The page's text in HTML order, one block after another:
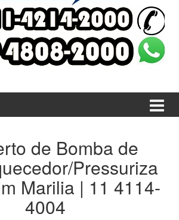
de Bomba de
Pressuriza
Marilia | 11 4114-
4004